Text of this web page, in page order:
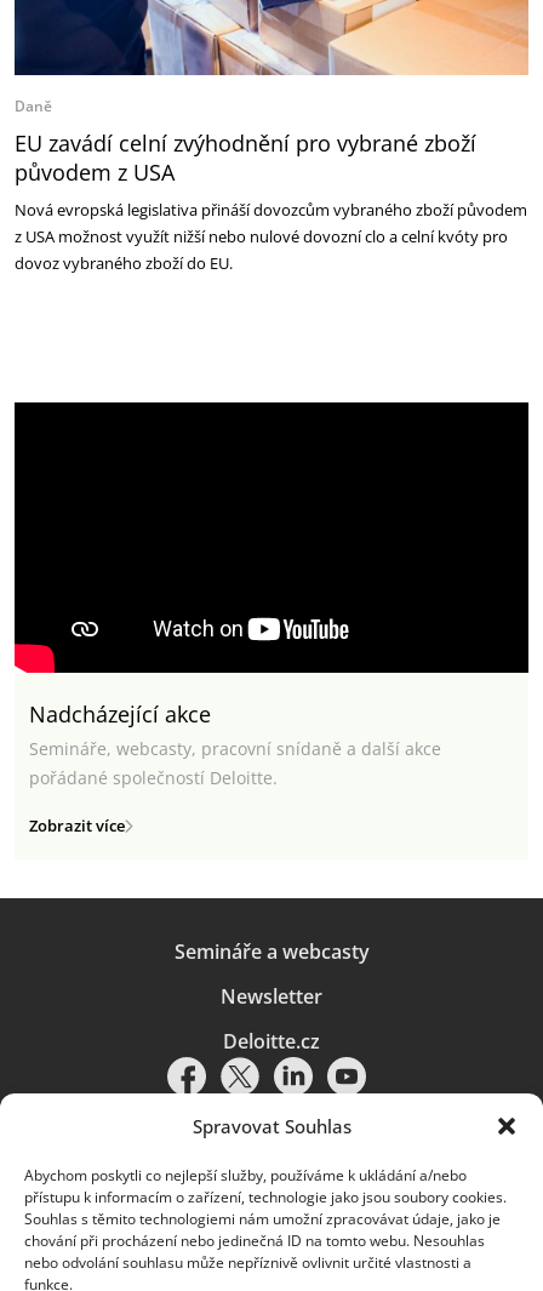
Spravovat Souhlas
Abychom poskytli co nejlepší služby, používáme k ukládání a/nebo
přístupu k informacím o zařízení, technologie jako jsou soubory cookies.
Souhlas s těmito technologiemi nám umožní zpracovávat údaje, jako je
chování při procházení nebo jedinečná ID na tomto webu. Nesouhlas
nebo odvolání souhlasu může nepříznivě ovlivnit určité vlastnosti a
funkce.
Daně
EU zavádí celní zvýhodnění pro vybrané zboží
původem z USA
Nová evropská legislativa přináší dovozcům vybraného zboží původem
z USA možnost využít nižší nebo nulové dovozní clo a celní kvóty pro
dovoz vybraného zboží do EU.
Nadcházející akce
Semináře, webcasty, pracovní snídaně a další akce
pořádané společností Deloitte.
Zobrazit více
Semináře a webcasty
Newsletter
Deloitte.cz
Pravidla používání|Ochrana osobních údajů|Soubory cookies |
Deloitte.cz
© 2026. Více informací najdete vPravidlech používání.